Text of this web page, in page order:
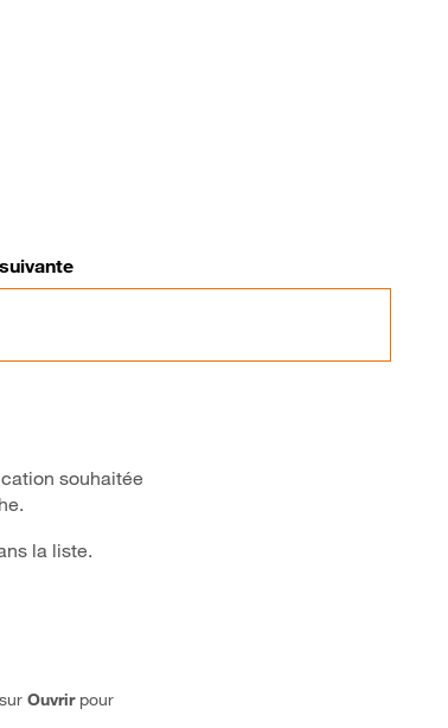
étapes difficulté
souhaitée
la liste.
Ouvrirpour